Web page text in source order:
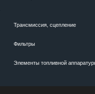
Трансмиссия, сцепление
Фильтры
Элементы топливной